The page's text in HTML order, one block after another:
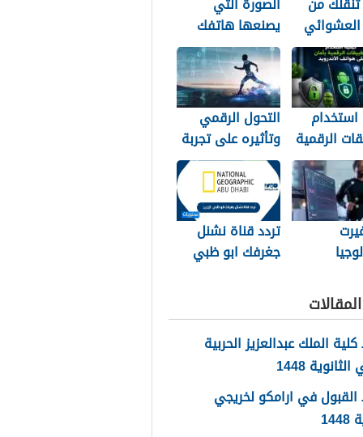
يصنعها هاتفك
خلف ظهرك
الرقمية
على هواتف
التحول الرقمي
وتأثيره على تجربة
عشاق الرياضة في
الجزائر
المصريين
تردد قناة نشنل
جغرفك ابو ظبي
الملك عبدالعزيز الحربية
1448
في ارامكو لخريجي